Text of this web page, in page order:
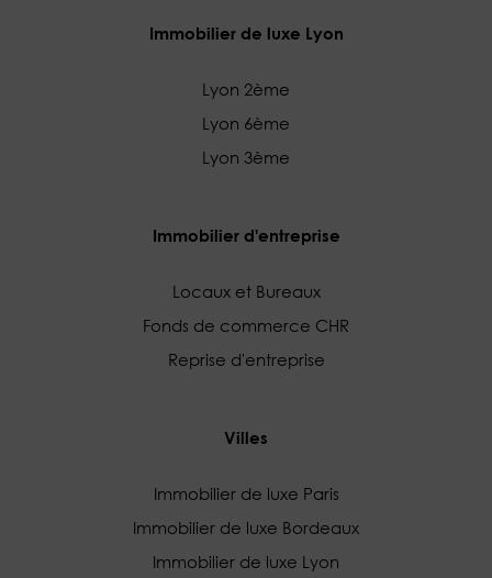
Immobilier de luxe Lyon
Lyon 2ème
Lyon 6ème
Lyon 3ème
Immobilier d'entreprise
Locaux et Bureaux
Fonds de commerce CHR
Reprise d'entreprise
Villes
Immobilier de luxe Paris
Immobilier de luxe Bordeaux
Immobilier de luxe Lyon